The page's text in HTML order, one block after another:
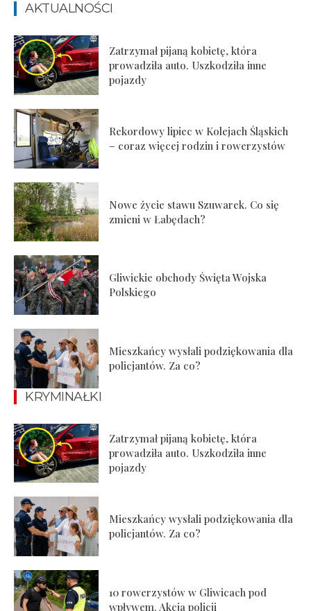
AKTUALNOŚCI
Zatrzymał pijaną kobietę, która
prowadziła auto. Uszkodziła inne
pojazdy
Rekordowy lipiec w Kolejach Śląskich
– coraz więcej rodzin i rowerzystów
Nowe życie stawu Szuwarek. Co się
zmieni w Łabędach?
Gliwickie obchody Święta Wojska
Polskiego
Mieszkańcy wysłali podziękowania dla
policjantów. Za co?
KRYMINAŁKI
Zatrzymał pijaną kobietę, która
prowadziła auto. Uszkodziła inne
pojazdy
Mieszkańcy wysłali podziękowania dla
policjantów. Za co?
10 rowerzystów w Gliwicach pod
wpływem. Akcja policji